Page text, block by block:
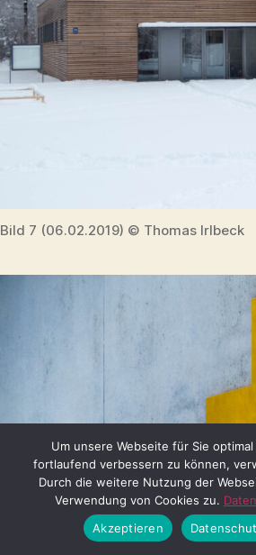
Bild 7 (06.02.2019) © Thomas Irlbeck
Um unsere Webseite für Sie
fortlaufend verbessern zu können,
Durch die weitere Nutzung der
Verwendung von Cookies zu.
Akzeptieren